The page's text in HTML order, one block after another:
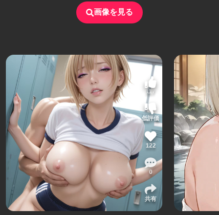
画像を見る
117
低評価
122
0
共有